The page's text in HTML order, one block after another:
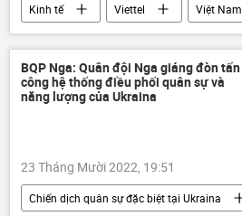
Kinh tế Viettel
Việt Nam
công nghệ
BQP Nga: Quân đội Nga giáng đòn tấn
công hệ thống điều phối quân sự và
năng lượng của Ukraina
23 Tháng Mười 2022, 19:51
Chiến dịch quân sự đặc biệt tại Ukraina